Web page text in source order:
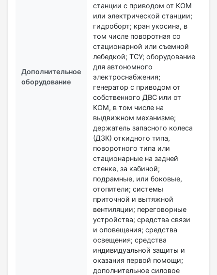
Дополнительное
оборудование
станции с приводом от КОМ
или электрической станции;
гидроборт; кран укосина, в
том числе поворотная со
стационарной или съемной
лебедкой; ТСУ; оборудование
для автономного
электроснабжения;
генератор с приводом от
собственного ДВС или от
КОМ, в том числе на
выдвижном механизме;
держатель запасного колеса
(ДЗК) откидного типа,
поворотного типа или
стационарные на задней
стенке, за кабиной;
подрамные, или боковые,
отопители; системы
приточной и вытяжной
вентиляции; переговорные
устройства; средства связи
и оповещения; средства
освещения; средства
индивидуальной защиты и
оказания первой помощи;
дополнительное силовое